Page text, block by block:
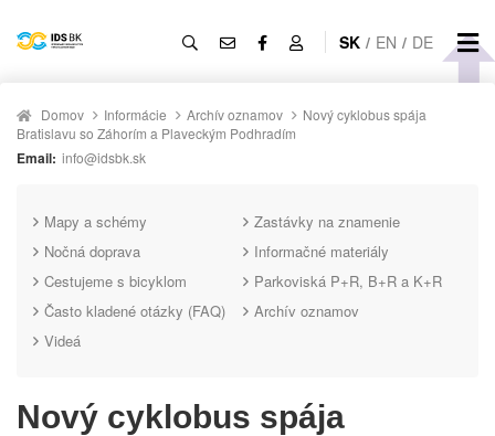
SK / EN / DE
Domov Informácie Archív oznamov
Nový cyklobus spája
Bratislavu so Záhorím a Plaveckým Podhradím
Email: info@idsbk.sk
Mapy a schémy
Zastávky na znamenie
Nočná doprava
Informačné materiály
Cestujeme s bicyklom
Parkoviská P+R, B+R a K+R
Často kladené otázky (FAQ)
Archív oznamov
Videá
Nový cyklobus spája